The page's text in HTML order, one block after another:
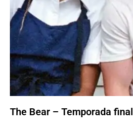
The Bear – Temporada final